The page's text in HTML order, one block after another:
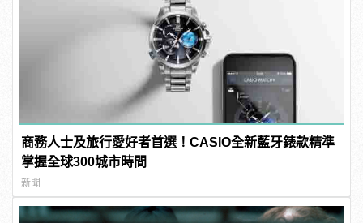
商務人士及旅行愛好者首選！CASIO全新藍牙錶款精準
掌握全球300城市時間
新聞